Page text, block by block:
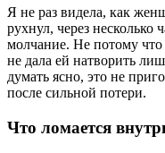
Я не раз видела, как
рухнул, через несколько
молчание. Не потому что
не дала ей натворить
думать ясно, это не
после сильной потери.
Что ломается